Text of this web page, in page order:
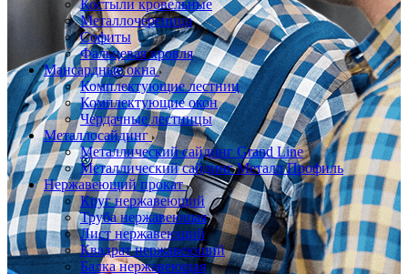
Костыли кровельные
Металлочерепица
Софиты
Фальцевая кровля
Мансардные окна
Комплектующие лестниц
Комплектующие окон
Чердачные лестницы
Металлосайдинг
Металлический сайдинг Grand Line
Металлический сайдинг Металл Профиль
Нержавеющий прокат
Круг нержавеющий
Труба нержавеющая
Лист нержавеющий
Квадрат нержавеющий
Балка нержавеющая